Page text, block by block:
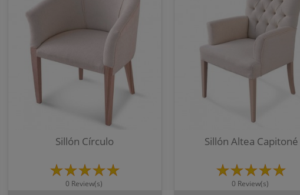
Sillón Círculo
0 Review(s)
Sillón Altea Capitoné
0 Review(s)